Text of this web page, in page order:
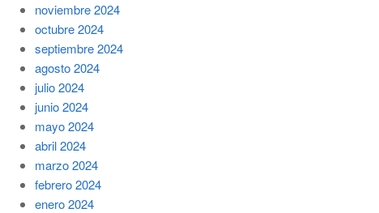
noviembre 2024
octubre 2024
septiembre 2024
agosto 2024
julio 2024
junio 2024
mayo 2024
abril 2024
marzo 2024
febrero 2024
enero 2024